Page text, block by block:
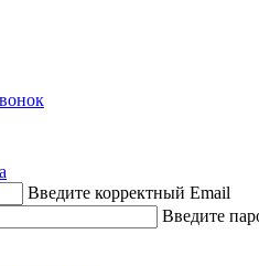
Введите корректный Email
Введите